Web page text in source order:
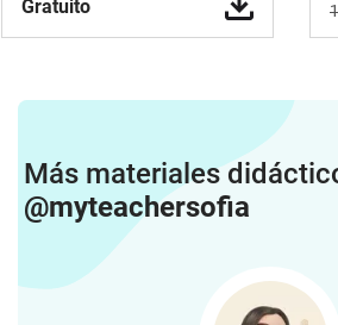
Gratuito
Más materiales
@myteachersofia